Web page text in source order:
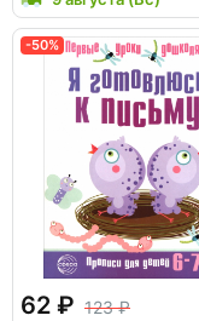
«
детей».
-50%
62
123